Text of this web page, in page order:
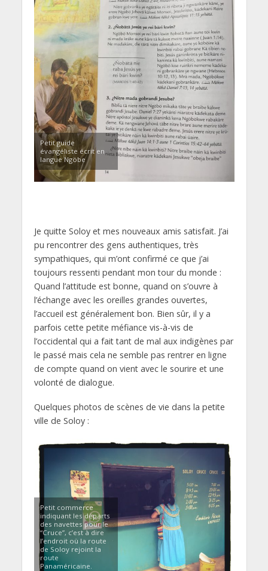
Petit guide
évangéliste écrit en
langue Ngöbe
Je quitte Soloy et mes nouveaux amis satisfait. J’ai
pu rencontrer des gens authentiques, très
sympathiques, qui m’ont confirmé ce que j’ai
toujours ressenti pendant mon tour du monde :
Quand l’attitude est bonne, quand on s’ouvre à
l’échange avec les oreilles grandes ouvertes,
l’accueil est généralement bon. Bien sûr, il y a
parfois cette petite méfiance vis-à-vis de
l’occidental qui a fait tant de mal aux indigènes par
le passé mais cela ne semble pas rentrer en ligne
de compte quand on vient avec le sourire et une
volonté de dialogue.
Quelques photos de scènes de vie dans la petite
ville de Soloy :
Petit commerce
indiquant les départs
des navettes pour le
“Cruce”, c’est à dire
l’endroit où la route
de Soloy rejoint la
route
Panaméricaine.